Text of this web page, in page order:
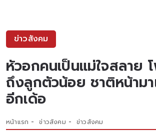
ข่าวสังคม
หัวอกคนเป็นแม่ใจสลาย
ถึงลูกตัวน้อย ชาติหน้าม
อีกเด้อ
หน้าแรก ข่าวสังคม ข่าวสังคม